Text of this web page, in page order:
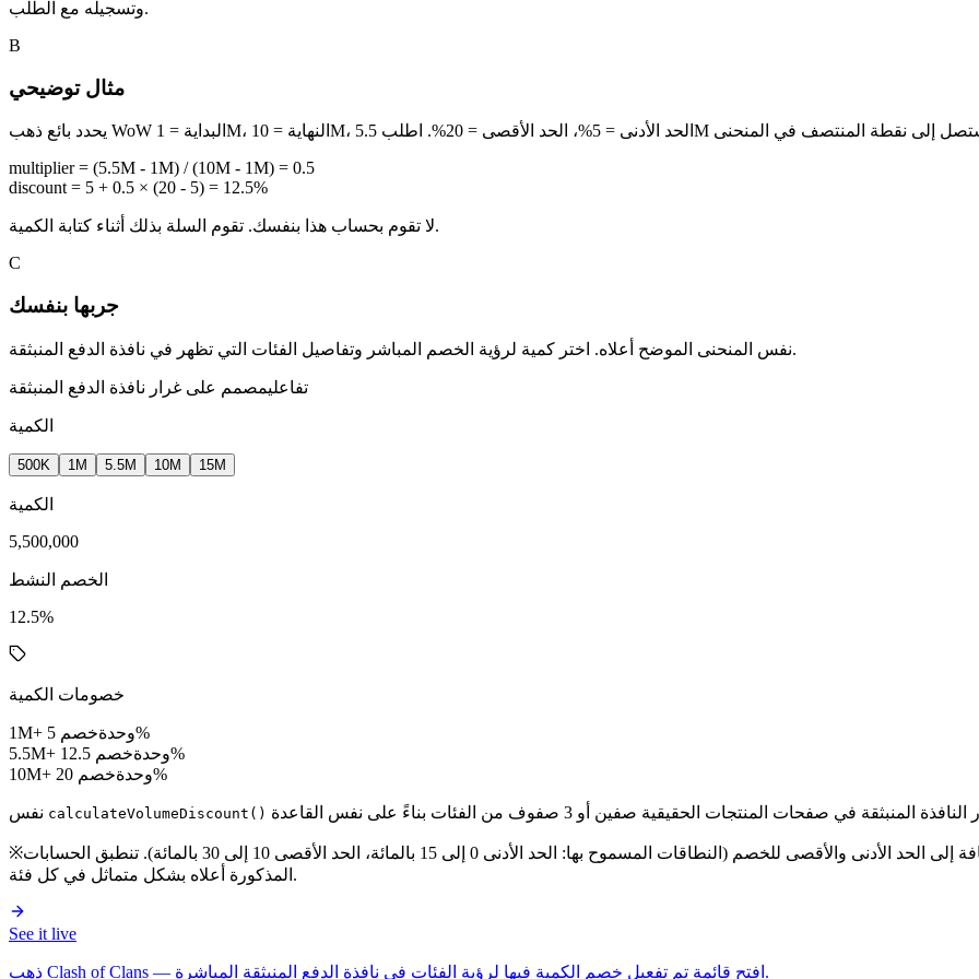
وتسجيله مع الطلب.
B
مثال توضيحي
multiplier = (5.5M - 1M) / (10M - 1M) = 0.5
discount = 5 + 0.5 × (20 - 5) = 12.5%
لا تقوم بحساب هذا بنفسك. تقوم السلة بذلك أثناء كتابة الكمية.
C
جربها بنفسك
نفس المنحنى الموضح أعلاه. اختر كمية لرؤية الخصم المباشر وتفاصيل الفئات التي تظهر في نافذة الدفع المنبثقة.
تفاعليمصمم على غرار نافذة الدفع المنبثقة
الكمية
500K 1M 5.5M 10M 15M
الكمية
5,500,000
الخصم النشط
12.5%
خصومات الكمية
1M+ وحدةخصم 5%
5.5M+ وحدةخصم 12.5%
10M+ وحدةخصم 20%
calculateVolumeDiscount()
※يقوم البائعون بتهيئة أربع قيم لكل فئة. كمية البداية والنهاية، بالإضافة إلى الحد الأدنى والأقصى للخصم (النطاقات المسموح بها: الحد الأدنى 0 إلى 15 بالمائة، الحد الأقصى 10 إلى 30 بالمائة). تنطبق الحسابات
المذكورة أعلاه بشكل متماثل في كل فئة.
See it live
ذهب Clash of Clans — افتح قائمة تم تفعيل خصم الكمية فيها لرؤية الفئات في نافذة الدفع المنبثقة المباشرة.